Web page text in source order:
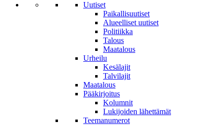
Uutiset
Paikallisuutiset
Alueelliset uutiset
Politiikka
Talous
Maatalous
Urheilu
Kesälajit
Talvilajit
Maatalous
Pääkirjoitus
Kolumnit
Lukijoiden lähettämät
Teemanumerot